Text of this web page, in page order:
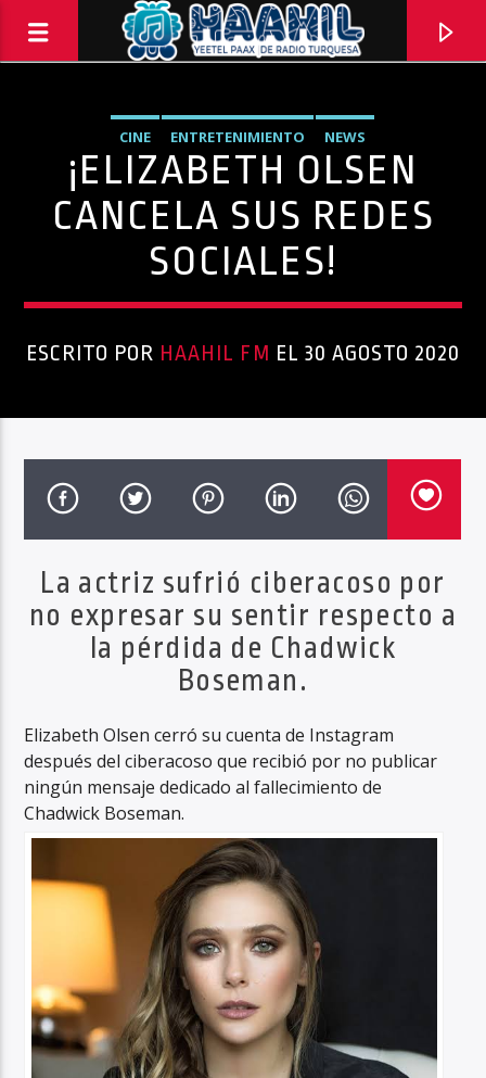
PROGRAMA ACTUAL
Haahil FM
CINE ENTRETENIMIENTO NEWS
¡ELIZABETH OLSEN
CANCELA SUS REDES
SOCIALES!
ESCRITO POR HAAHIL FM EL 30 AGOSTO 2020
La actriz sufrió ciberacoso por
no expresar su sentir respecto a
la pérdida de Chadwick
Boseman.
Elizabeth Olsen cerró su cuenta de Instagram
después del ciberacoso que recibió por no publicar
ningún mensaje dedicado al fallecimiento de
Chadwick Boseman.